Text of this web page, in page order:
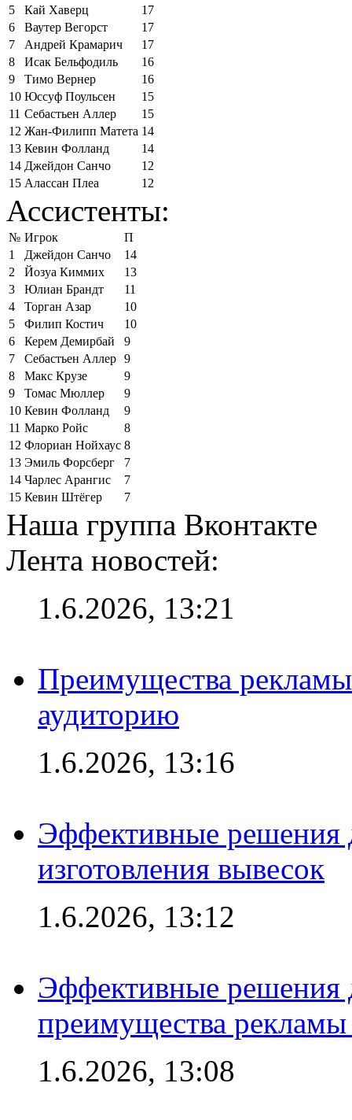
5
Кай Хаверц
17
6
Ваутер Вегорст
17
7
Андрей Крамарич
17
8
Исак Бельфодиль
16
9
Тимо Вернер
16
10 Юссуф Поульсен
15
11 Себастьен Аллер
15
12 Жан-Филипп Матета 14
13 Кевин Фолланд
14
14 Джейдон Санчо
12
15 Алассан Плеа 12
Ассистенты:
№ Игрок
П
1
Джейдон Санчо
14
2
Йозуа Киммих
13
3
Юлиан Брандт
11
4
Торган Азар
10
5
Филип Костич
10
6
Керем Демирбай
9
7
Себастьен Аллер 9
8
Макс Крузе
9
9
Томас Мюллер
9
10 Кевин Фолланд
9
11 Марко Ройс
8
12 Флориан Нойхаус 8
13 Эмиль Форсберг
7
14 Чарлес Арангис
7
15 Кевин Штёгер 7
Наша группа Вконтакте
Лента новостей:
1.6.2026, 13:21
Преимущества
аудиторию
1.6.2026, 13:16
Эффективные решения
изготовления вывесок
1.6.2026, 13:12
Эффективные решения
преимущества рекламы
1.6.2026, 13:08